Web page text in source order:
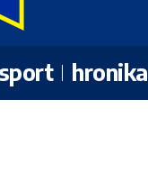
sport hronika